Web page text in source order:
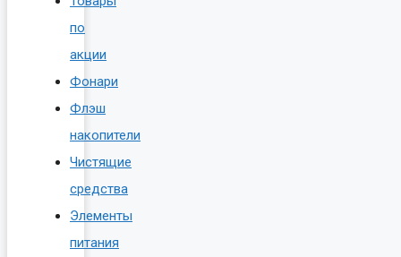
по
акции
Фонари
Флэш
накопители
Чистящие
средства
Элементы
питания